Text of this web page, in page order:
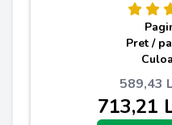
Pret /
589,43
713,21